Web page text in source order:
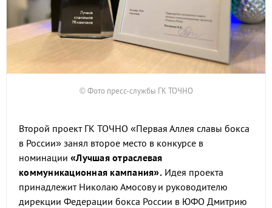
© Фото пресс-службы ГК ТОЧНО
Второй проект ГК ТОЧНО «Первая Аллея славы бокса
в России» занял второе место в конкурсе в
номинации «Лучшая отраслевая
коммуникационная кампания».Идея проекта
принадлежит Николаю Амосову и руководителю
дирекции Федерации бокса России в ЮФО Дмитрию